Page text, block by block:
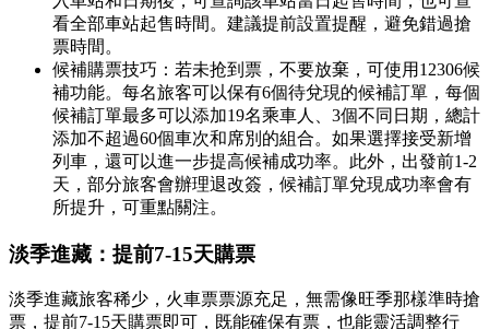
看全部車站起售時間。建議提前設置提醒，避免錯過搶
票時間。
候補購票技巧：若未抢到票，不要放棄，可使用12306候
補功能。每名旅客可以保有6個待兌現的候補訂單，每個
候補訂單最多可以添加19名乘車人、3個不同日期，總計
添加不超過60個車次和席別的組合。如果選擇接受新增
列車，還可以進一步提高候補成功率。此外，出發前1-2
天，部分旅客會辦理退改簽，候補訂單兌現成功率會有
所提升，可重點關注。
淡季進藏：提前7-15天購票
淡季進藏旅客稀少，火車票票源充足，無需像旺季那樣準時搶
票，提前7-15天購票即可，既能確保有票，也能靈活調整行